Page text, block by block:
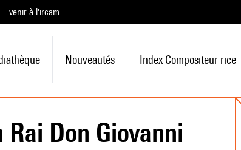
venir à l'ircam
Nouveautés Index Compositeur·rice
Rai Don Giovanni